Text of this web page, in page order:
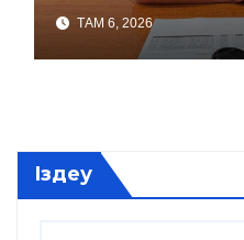
ТАМ 6, 2026
Іздеу